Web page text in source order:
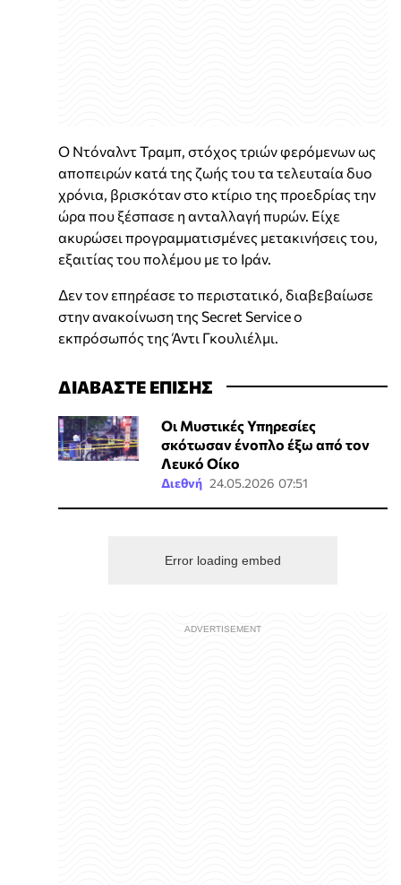
Ο Ντόναλντ Τραμπ, στόχος τριών φερόμενων ως
αποπειρών κατά της ζωής του τα τελευταία δυο
χρόνια, βρισκόταν στο κτίριο της προεδρίας την
ώρα που ξέσπασε η ανταλλαγή πυρών. Είχε
ακυρώσει προγραμματισμένες μετακινήσεις του,
εξαιτίας του πολέμου με το Ιράν.
Δεν τον επηρέασε το περιστατικό, διαβεβαίωσε
στην ανακοίνωση της Secret Service ο
εκπρόσωπός της Άντι Γκουλιέλμι.
ΔΙΑΒΑΣΤΕ ΕΠΙΣΗΣ
Οι Μυστικές Υπηρεσίες
σκότωσαν ένοπλο έξω από τον
Λευκό Οίκο
Διεθνή 24.05.2026 07:51
Error loading embed